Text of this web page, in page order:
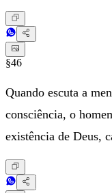
§46
Quando escuta a
consciência, o
existência de Deus,